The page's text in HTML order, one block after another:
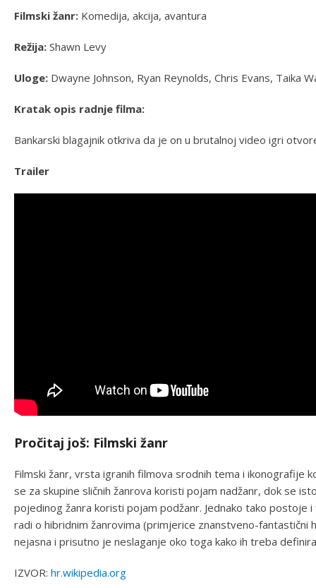
Filmski žanr: Komedija, akcija, avantura
Režija: Shawn Levy
Uloge: Dwayne Johnson, Ryan Reynolds, Chris Evans, Taika
Kratak opis radnje filma:
Bankarski blagajnik otkriva da je on u brutalnoj video igri
Trailer
Pročitaj još: Filmski žanr
Filmski žanr, vrsta igranih filmova srodnih tema i ikonografije
se za skupine sličnih žanrova koristi pojam nadžanr, dok se
pojedinog žanra koristi pojam podžanr. Jednako tako postoje
radi o hibridnim žanrovima (primjerice znanstveno-
nejasna i prisutno je neslaganje oko toga kako ih treba
IZVOR: hr.wikipedia.org